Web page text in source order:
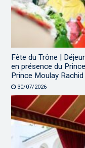
Fête du Trône |
en présence du
Prince Moulay Rachid
30/07/2026